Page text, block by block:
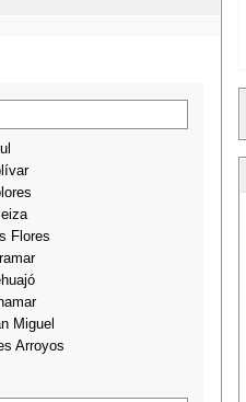
Flores
Miguel
Arroyos